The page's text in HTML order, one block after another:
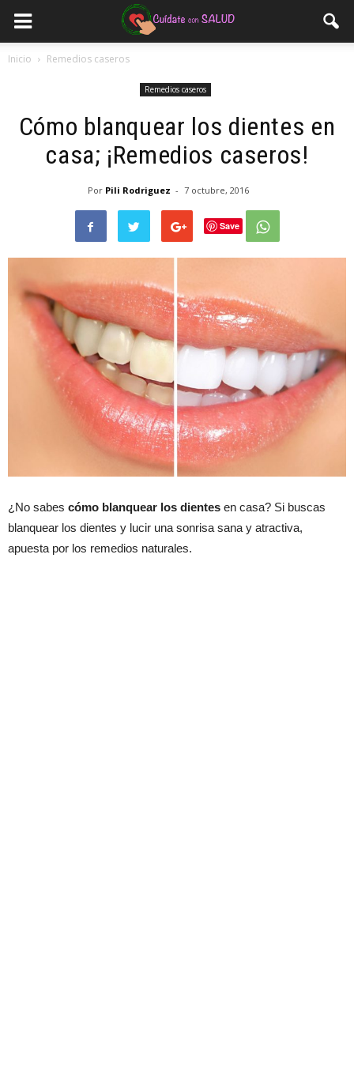
Inicio Remedios caseros
Remedios caseros
Cómo blanquear los dientes en
casa; ¡Remedios caseros!
Por Pili Rodriguez - 7 octubre, 2016
Save
¿No sabes cómo blanquear los dientes en casa? Si buscas
blanquear los dientes y lucir una sonrisa sana y atractiva,
apuesta por los remedios naturales.